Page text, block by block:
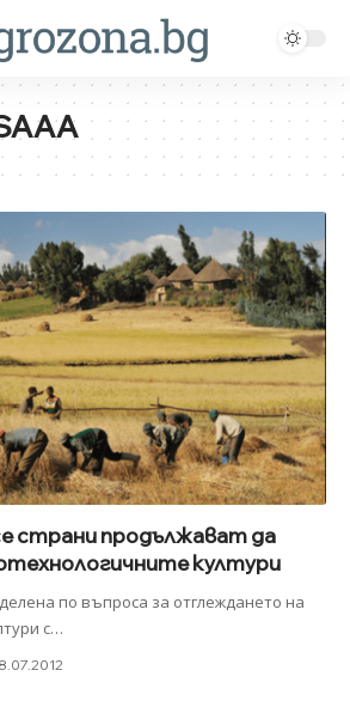
страни продължават да
култури
по въпроса за отглеждането на
с…